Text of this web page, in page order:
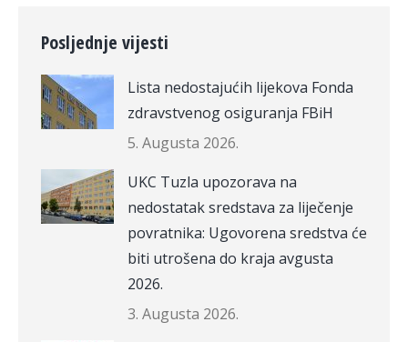
Posljednje vijesti
Lista nedostajućih lijekova Fonda
zdravstvenog osiguranja FBiH
5. Augusta 2026.
UKC Tuzla upozorava na
nedostatak sredstava za liječenje
povratnika: Ugovorena sredstva će
biti utrošena do kraja avgusta
2026.
3. Augusta 2026.